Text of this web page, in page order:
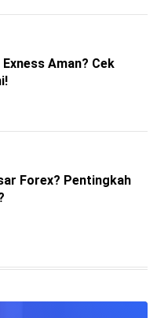
Aman? Cek
Forex? Pentingkah